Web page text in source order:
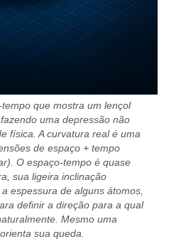
que mostra um lençol
uma depressão não
física. A curvatura real é uma
de espaço + tempo
O espaço-tempo é quase
sua ligeira inclinação
espessura de alguns átomos,
definir a direção para a qual
Mesmo uma
sua queda.